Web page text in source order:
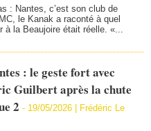
: Nantes, c’est son club de
le Kanak a raconté à quel
à la Beaujoire était réelle. «...
: le geste fort avec
Guilbert après la chute
2 - 19/05/2026 |
Frédéric Le